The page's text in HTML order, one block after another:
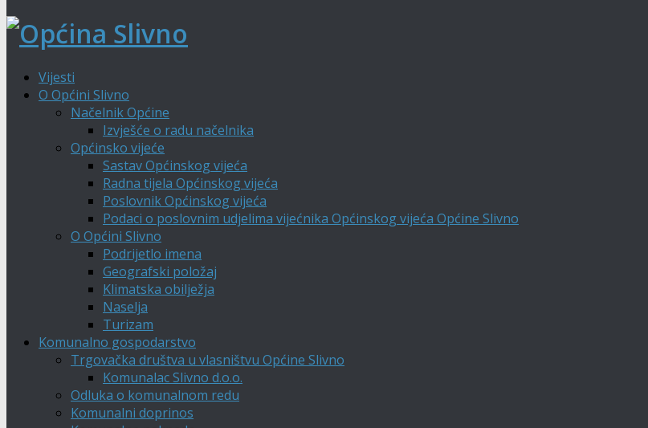
Vijesti
O Općini Slivno
Načelnik Općine
Izvješće o radu načelnika
Općinsko vijeće
Sastav Općinskog vijeća
Radna tijela Općinskog vijeća
Poslovnik Općinskog vijeća
Podaci o poslovnim udjelima vijećnika Općinskog vijeća Općine Slivno
O Općini Slivno
Podrijetlo imena
Geografski položaj
Klimatska obilježja
Naselja
Turizam
Komunalno gospodarstvo
Trgovačka društva u vlasništvu Općine Slivno
Komunalac Slivno d.o.o.
Odluka o komunalnom redu
Komunalni doprinos